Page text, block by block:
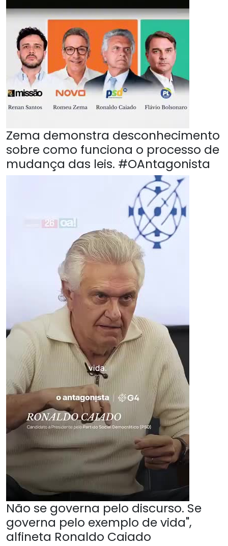
Zema demonstra desconhecimento
sobre como funciona o processo de
mudança das leis. #OAntagonista
Não se governa pelo discurso. Se
governa pelo exemplo de vida",
alfineta Ronaldo Caiado